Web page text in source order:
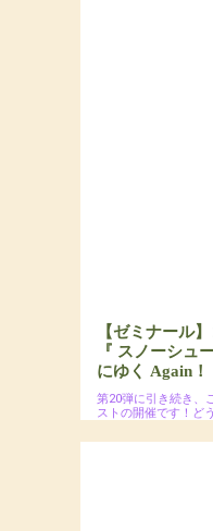
【ゼミナール
『 スノーシュ
にゆく Again！
第20弾に引き続き、
ストの開催です！ど
2025年3月9日(日)